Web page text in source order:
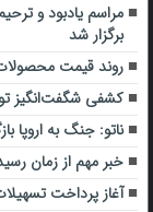
مراسم یادبود و
برگزار شد
روند قیمت محصولات
کشفی شگفت‌انگیز
ناتو: جنگ به اروپا
خبر مهم از زمان
آغاز پرداخت